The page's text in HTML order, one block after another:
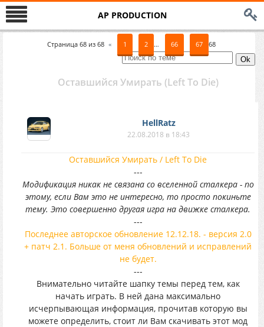
AP PRODUCTION
Страница 68из 68 « 1 2 … 66 67 68
Оставшийся Умирать (Left To Die)
HellRatz
22.08.2018 в 18:43
Оставшийся Умирать / Left To Die
---
Модификация никак не связана со вселенной сталкера - по
этому, если Вам это не интересно, то просто покиньте
тему. Это совершенно другая игра на движке сталкера.
---
Последнее авторское обновление 12.12.18. - версия 2.0
+ патч 2.1. Больше от меня обновлений и исправлений
не будет.
---
Внимательно читайте шапку темы перед тем, как
начать играть. В ней дана максимально
исчерпывающая информация, прочитав которую вы
можете определить, стоит ли Вам скачивать этот мод